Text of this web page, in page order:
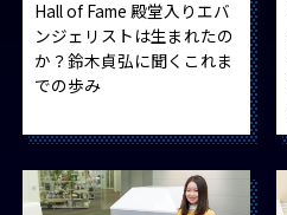
Hall of Fame 殿堂入りエバ
ンジェリストは生まれたの
か？鈴木貞弘に聞くこれま
での歩み